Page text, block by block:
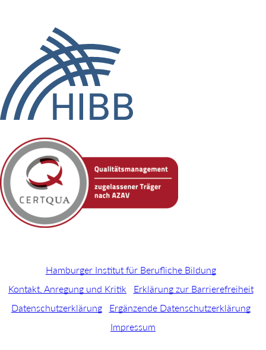
Hamburger Institut für Berufliche Bildung
Kontakt, Anregung und Kritik
Erklärung zur Barrierefreiheit
Datenschutzerklärung
Ergänzende Datenschutzerklärung
Impressum